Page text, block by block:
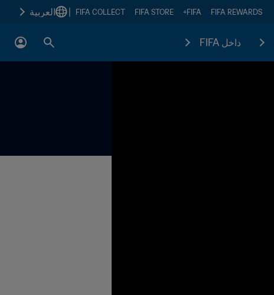
FIFA REWARDS
FIFA+
FIFA STORE
FIFA COLLECT العربية
داخل FIFA